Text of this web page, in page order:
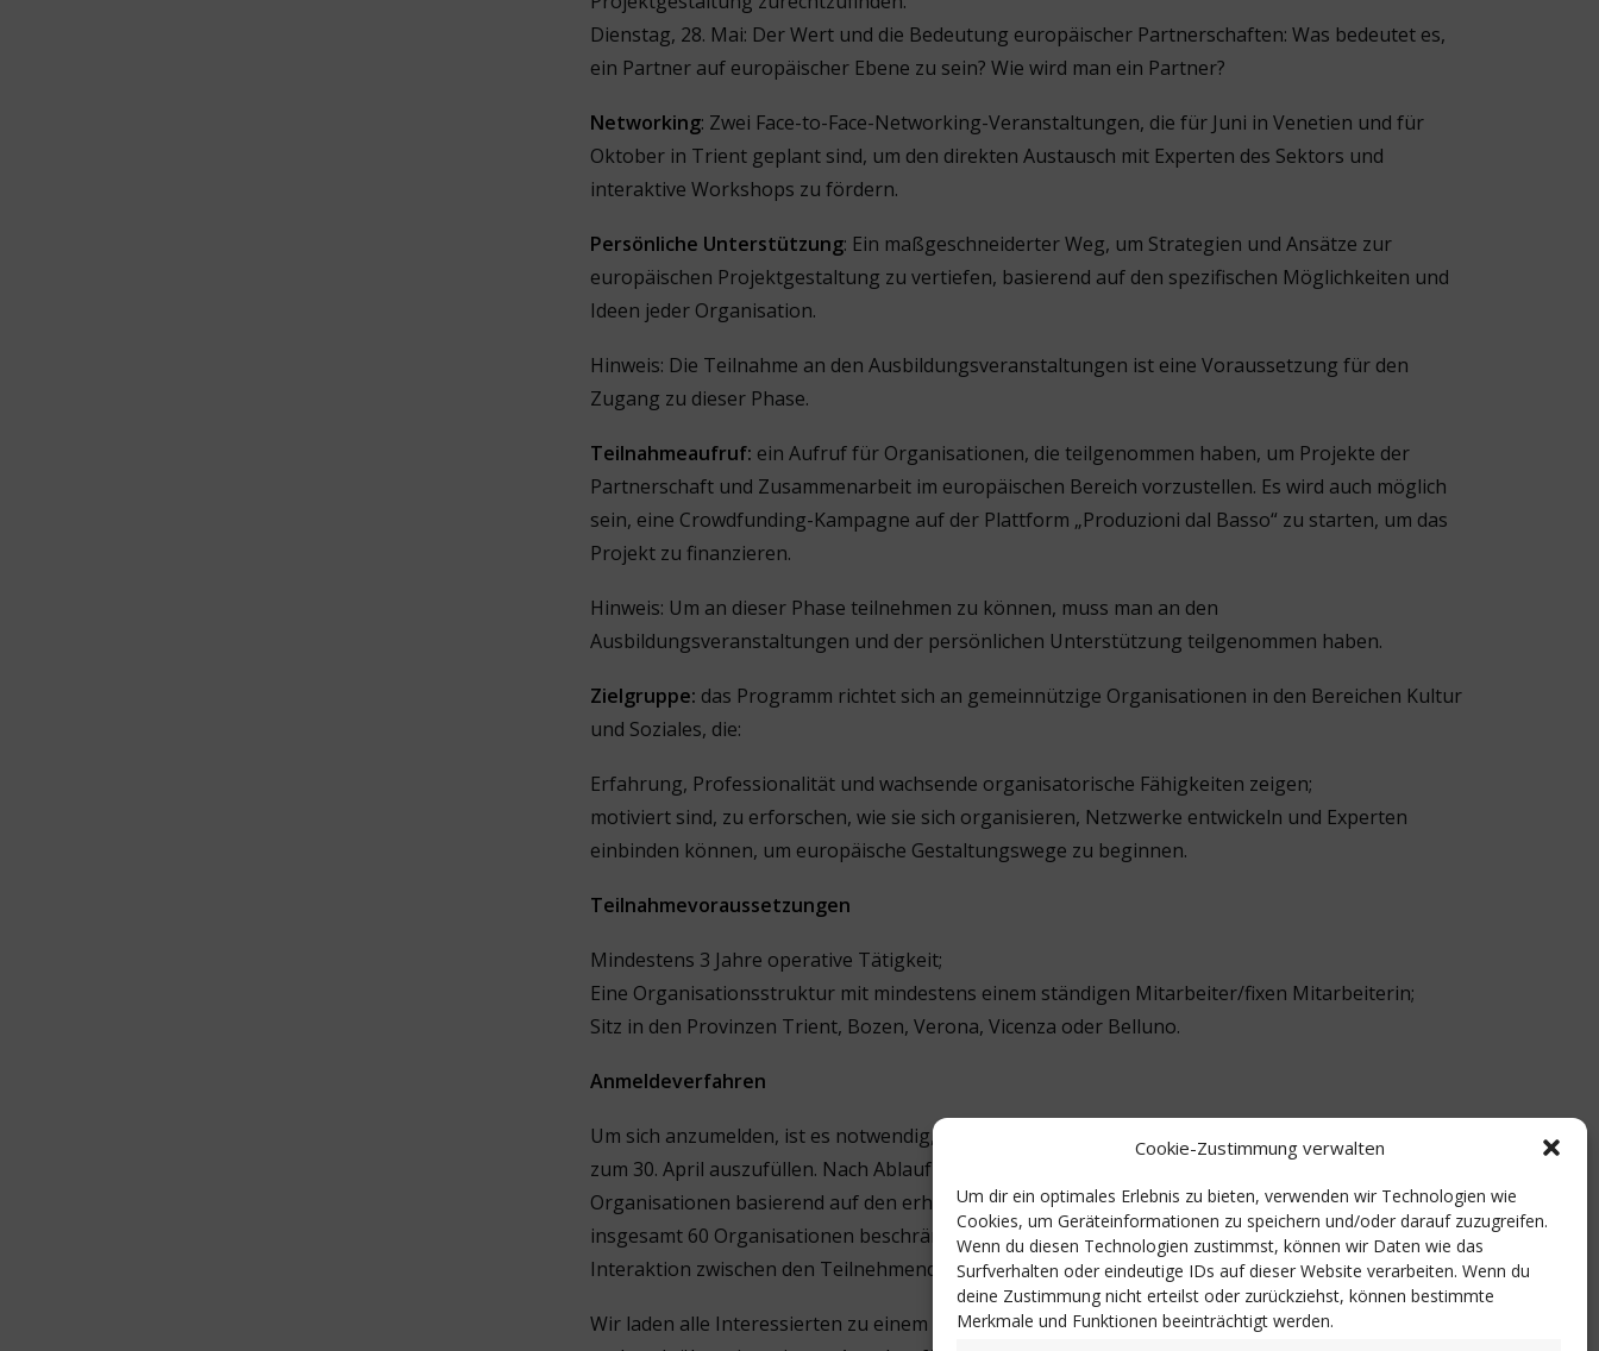
Cookie-Zustimmung verwalten
Um dir ein optimales Erlebnis zu bieten, verwenden wir Technologien wie
Cookies, um Geräteinformationen zu speichern und/oder darauf zuzugreifen.
Wenn du diesen Technologien zustimmst, können wir Daten wie das
Surfverhalten oder eindeutige IDs auf dieser Website verarbeiten. Wenn du
deine Zustimmung nicht erteilst oder zurückziehst, können bestimmte
Merkmale und Funktionen beeinträchtigt werden.
Dienstag, 28. Mai: Der Wert und die Bedeutung europäischer Partnerschaften: Was bedeutet es,
ein Partner auf europäischer Ebene zu sein? Wie wird man ein Partner?
Networking: Zwei Face-to-Face-Networking-Veranstaltungen, die für Juni in Venetien und für
Oktober in Trient geplant sind, um den direkten Austausch mit Experten des Sektors und
interaktive Workshops zu fördern.
Persönliche Unterstützung: Ein maßgeschneiderter Weg, um Strategien und Ansätze zur
europäischen Projektgestaltung zu vertiefen, basierend auf den spezifischen Möglichkeiten und
Ideen jeder Organisation.
Hinweis: Die Teilnahme an den Ausbildungsveranstaltungen ist eine Voraussetzung für den
Zugang zu dieser Phase.
Teilnahmeaufruf: ein Aufruf für Organisationen, die teilgenommen haben, um Projekte der
Partnerschaft und Zusammenarbeit im europäischen Bereich vorzustellen. Es wird auch möglich
sein, eine Crowdfunding-Kampagne auf der Plattform „Produzioni dal Basso“ zu starten, um das
Projekt zu finanzieren.
Hinweis: Um an dieser Phase teilnehmen zu können, muss man an den
Ausbildungsveranstaltungen und der persönlichen Unterstützung teilgenommen haben.
Zielgruppe: das Programm richtet sich an gemeinnützige Organisationen in den Bereichen Kultur
und Soziales, die:
Erfahrung, Professionalität und wachsende organisatorische Fähigkeiten zeigen;
motiviert sind, zu erforschen, wie sie sich organisieren, Netzwerke entwickeln und Experten
einbinden können, um europäische Gestaltungswege zu beginnen.
Teilnahmevoraussetzungen
Mindestens 3 Jahre operative Tätigkeit;
Eine Organisationsstruktur mit mindestens einem ständigen Mitarbeiter/fixen Mitarbeiterin;
Sitz in den Provinzen Trient, Bozen, Verona, Vicenza oder Belluno.
Anmeldeverfahren
Um sich anzumelden, ist es notwendig, das über den bereitgestellten Link verfügbare Formular
zum 30. April auszufüllen. Nach Ablauf der Frist werden die Projektpartner die teilnehmenden
Organisationen basierend auf den erhaltenen Anmeldungen auswählen. Der Kurs ist auf
insgesamt 60 Organisationen beschränkt, um eine aktive Gemeinschaft des Dialogs und der
Interaktion zwischen den Teilnehmenden zu fördern.
Wir laden alle Interessierten zu einem entsprechenden Informationstreffen ein, bei dem darüber